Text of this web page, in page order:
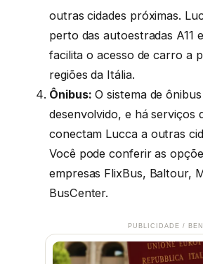
outras cidades próximas.
perto das autoestradas A11
facilita o acesso de carro a
regiões da Itália.
Ônibus: O sistema de
desenvolvido, e há serviços
conectam Lucca a outras
Você pode conferir as
empresas FlixBus, Baltour,
BusCenter.
PUBLICIDADE /